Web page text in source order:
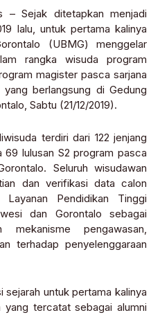
– Sejak ditetapkan menjadi
lalu, untuk pertama kalinya
(UBMG) menggelar
rangka wisuda program
magister pasca sarjana
berlangsung di Gedung
Sabtu (21/12/2019).
terdiri dari 122 jenjang
lulusan S2 program pasca
Seluruh wisudawan
dan verifikasi data calon
Pendidikan Tinggi
dan Gorontalo sebagai
pengawasan,
terhadap penyelenggaraan
sejarah untuk pertama kalinya
yang tercatat sebagai alumni